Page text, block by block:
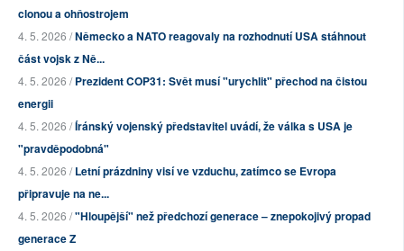
clonou a ohňostrojem
4. 5. 2026 /Německo a NATO reagovaly na rozhodnutí USA stáhnout
část vojsk z Ně...
4. 5. 2026 /Prezident COP31: Svět musí "urychlit" přechod na čistou
energii
4. 5. 2026 /Íránský vojenský představitel uvádí, že válka s USA je
"pravděpodobná"
4. 5. 2026 /Letní prázdniny visí ve vzduchu, zatímco se Evropa
připravuje na ne...
4. 5. 2026 /"Hloupější" než předchozí generace – znepokojivý propad
generace Z